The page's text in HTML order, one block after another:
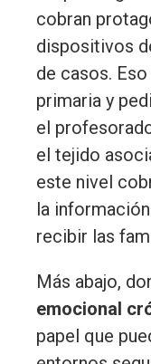
cobran
dispositivos
de casos.
primaria y
el
el tejido
este nivel
la
recibir las
Más abajo,
emocional
papel que